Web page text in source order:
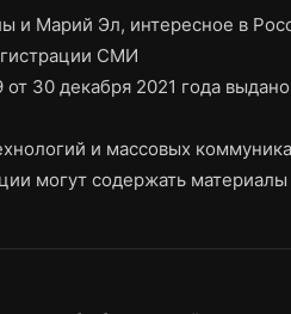
и Марий Эл, интересное в
СМИ
30 декабря 2021 года
и массовых
могут содержать материалы